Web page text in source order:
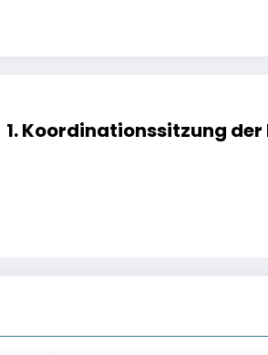
1. Koordinationssitzung